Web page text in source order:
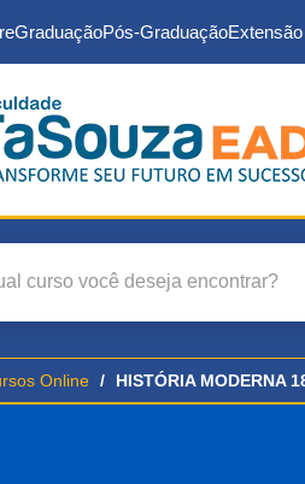
GraduaçãoPós-Graduação
Online HISTÓRIA MODERNA